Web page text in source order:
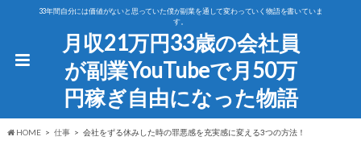
33年間自分には価値がないと思っていた僕が副業を通して変わっていく物語を書いていま
す。
月収21万円33歳の会社員
が副業YouTubeで月50万
円稼ぎ自由になった物語
HOME 仕事 会社をずる休みした時の罪悪感を充実感に変える3つの方法！